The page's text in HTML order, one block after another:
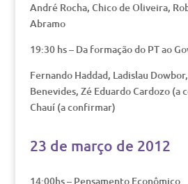
André Rocha, Chico de Oliveira,
Abramo
19:30 hs – Da formação do PT ao
Fernando Haddad, Ladislau
Benevides, Zé Eduardo Cardozo
Chauí (a confirmar)
23 de março de 2012
14:00hs – Pensamento Econômico